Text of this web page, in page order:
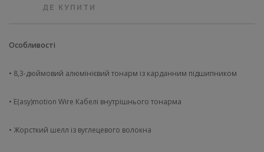
ДЕ КУПИТИ
Особливості
• 8,3-дюймовий алюмінієвий тонарм із карданним підшипником
• E(asy)motion Wire Кабелі внутрішнього тонарма
• Жорсткий шелл із вуглецевого волокна